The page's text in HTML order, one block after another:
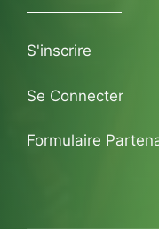
S'inscrire
Se Connecter
Formulaire